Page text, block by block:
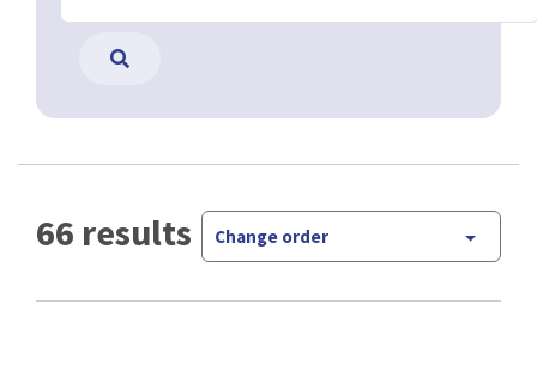
66 results Change order